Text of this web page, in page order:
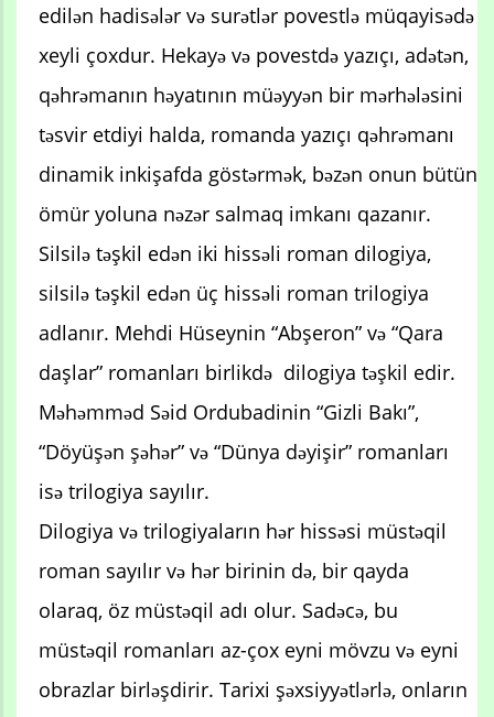
edilən hadisələr və surətlər povestlə müqayisədə
xeyli çoxdur. Hekayə və povestdə yazıçı, adətən,
qəhrəmanın həyatının müəyyən bir mərhələsini
təsvir etdiyi halda, romanda yazıçı qəhrəmanı
dinamik inkişafda göstərmək, bəzən onun bütün
ömür yoluna nəzər salmaq imkanı qazanır.
Silsilə təşkil edən iki hissəli roman dilogiya,
silsilə təşkil edən üç hissəli roman trilogiya
adlanır. Mehdi Hüseynin “Abşeron” və “Qara
daşlar” romanları birlikdə dilogiya təşkil edir.
Məhəmməd Səid Ordubadinin “Gizli Bakı”,
“Döyüşən şəhər” və “Dünya dəyişir” romanları
isə trilogiya sayılır.
Dilogiya və trilogiyaların hər hissəsi müstəqil
roman sayılır və hər birinin də, bir qayda
olaraq, öz müstəqil adı olur. Sadəcə, bu
müstəqil romanları az-çox eyni mövzu və eyni
obrazlar birləşdirir. Tarixi şəxsiyyətlərlə, onların